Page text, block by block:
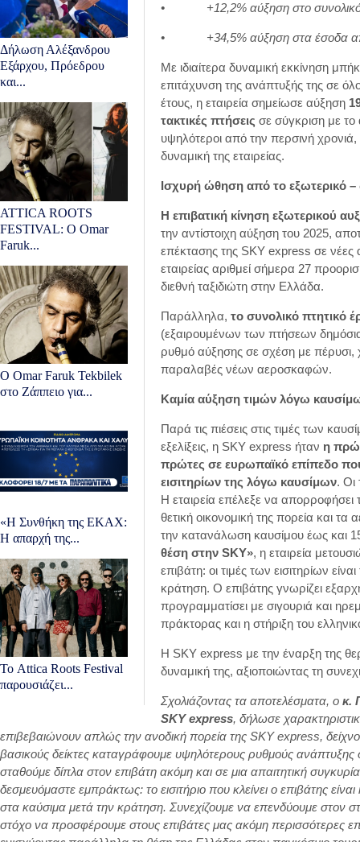
Δήλωση Αλέξανδρου
Εξάρχου, Πρόεδρου
και...
ATTICA ROOTS
FESTIVAL: Ο Omar
Faruk...
Ο Omar Faruk Tekbilek
στο Ζάππειο για...
«Η Συνθήκη της ΕΚΑΧ:
Η απαρχή της...
Το Attica Roots Festival
παρουσιάζει...
• +12,2% αύξηση στο συνολικό
• +34,5% αύξηση στα έσοδα από
Με ιδιαίτερα δυναμική εκκίνηση
επιτάχυνση της ανάπτυξής της σε
έτους, η εταιρεία σημείωσε αύξηση
τακτικές πτήσεις σε σύγκριση με το
υψηλότεροι από την περσινή
δυναμική της εταιρείας.
Ισχυρή ώθηση από το εξωτερικό –
Η επιβατική κίνηση εξωτερικού
την αντίστοιχη αύξηση του 2025,
επέκτασης της SKY express σε νέες
εταιρείας αριθμεί σήμερα 27
διεθνή ταξιδιώτη στην Ελλάδα.
Παράλληλα, το συνολικό πτητικό
(εξαιρουμένων των πτήσεων
ρυθμό αύξησης σε σχέση με
παραλαβές νέων αεροσκαφών.
Καμία αύξηση τιμών λόγω
Παρά τις πιέσεις στις τιμές των
εξελίξεις, η SKY express ήταν η
πρώτες σε ευρωπαϊκό επίπεδο που
εισιτηρίων της λόγω καυσίμων. Οι
Η εταιρεία επέλεξε να απορροφήσει
θετική οικονομική της πορεία και
την κατανάλωση καυσίμου έως και
θέση στην SKY», η εταιρεία
επιβάτη: οι τιμές των εισιτηρίων
κράτηση. Ο επιβάτης γνωρίζει
προγραμματίσει με σιγουριά και
πράκτορας και η στήριξη του
Η SKY express με την έναρξη της
δυναμική της, αξιοποιώντας τη
Σχολιάζοντας τα αποτελέσματα, ο κ.
SKY express, δήλωσε
επιβεβαιώνουν απλώς την ανοδική πορεία της SKY express,
βασικούς δείκτες καταγράφουμε υψηλότερους ρυθμούς ανάπτυξης
σταθούμε δίπλα στον επιβάτη ακόμη και σε μια απαιτητική
δεσμευόμαστε εμπράκτως: το εισιτήριο που κλείνει ο επιβάτης
στα καύσιμα μετά την κράτηση. Συνεχίζουμε να επενδύουμε στον
στόχο να προσφέρουμε στους επιβάτες μας ακόμη περισσότερες